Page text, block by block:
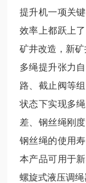
提升机一项关
效率上都跃上
矿井改造，新矿
多绳提升张力
路、截止阀等
状态下实现多
差、钢丝绳刚
钢丝绳的使用
本产品可用于
螺旋式液压调绳